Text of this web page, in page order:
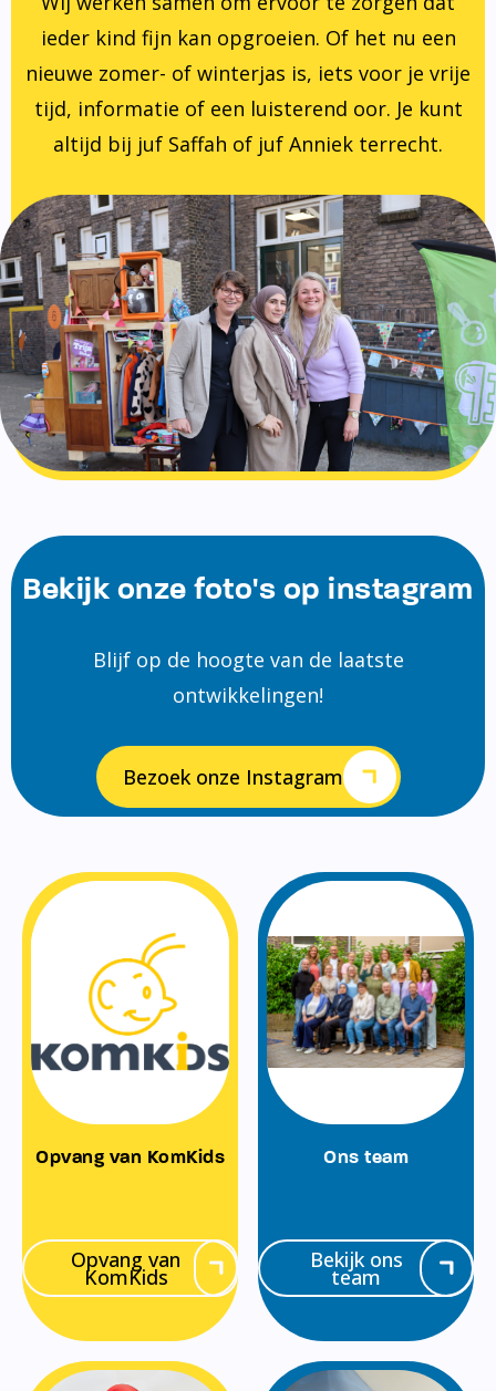
ieder kind fijn kan opgroeien. Of het nu een
nieuwe zomer- of winterjas is, iets voor je vrije
tijd, informatie of een luisterend oor. Je kunt
altijd bij juf Saffah of juf Anniek terrecht.
Bekijk onze foto's op instagram
Blijf op de hoogte van de laatste
ontwikkelingen!
Bezoek onze Instagram
Opvang van KomKids
Opvang van
KomKids
Ons team
Bekijk ons
team